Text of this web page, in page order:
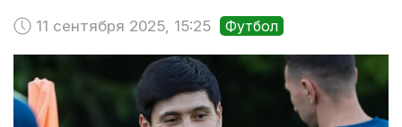
11 сентября 2025, 15:25 Футбол